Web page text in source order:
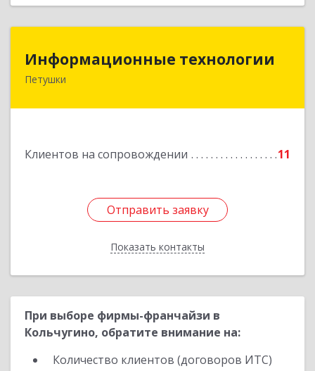
Информационные технологии
Петушки
Клиентов на сопровождении 11
Отправить заявку
Показать контакты
Информационные технологии
Отправить заявку
Назад
При выборе фирмы-франчайзи в
Кольчугино, обратите внимание на:
Количество клиентов (договоров ИТС)